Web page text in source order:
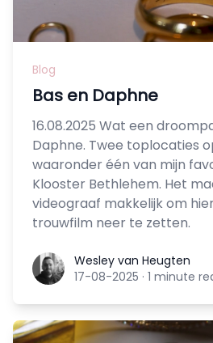
Blog
Bas en Daphne
16.08.2025 Wat een
Daphne. Twee toplocaties
waaronder één van mijn
Klooster Bethlehem. Het
videograaf makkelijk om
trouwfilm neer te zetten.
Wesley van Heugten
Wesley van Heugten
17-08-2025 · 1 minute